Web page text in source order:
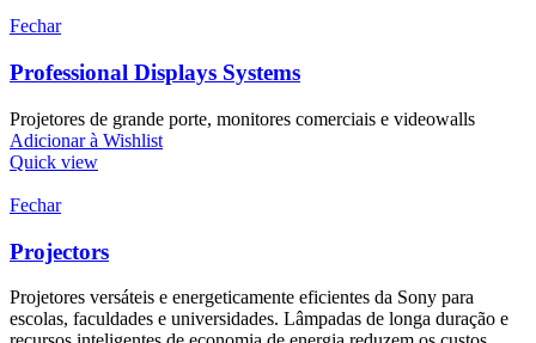
Fechar
Professional Displays Systems
Projetores de grande porte, monitores comerciais e videowalls
Adicionar à Wishlist
Quick view
Fechar
Projectors
Projetores versáteis e energeticamente eficientes da Sony para
escolas, faculdades e universidades. Lâmpadas de longa duração e